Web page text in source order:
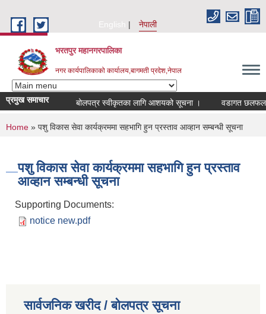
English
नेपाली
भरतपुर महानगरपालिका
नगर कार्यपालिकाको कार्यालय,बागमती प्रदेश,नेपाल
प्रमुख समाचार बोलपत्र स्वीकृतका लागि आशयको सूचना । वडागत छलफल
You are here
Home » पशु विकास सेवा कार्यक्रममा सहभागि हुन प्रस्ताव आव्हान सम्बन्धी सूचना
पशु विकास सेवा कार्यक्रममा सहभागि हुन प्रस्ताव
आव्हान सम्बन्धी सूचना
Supporting Documents:
notice new.pdf
सार्वजनिक खरीद / बोलपत्र सूचना